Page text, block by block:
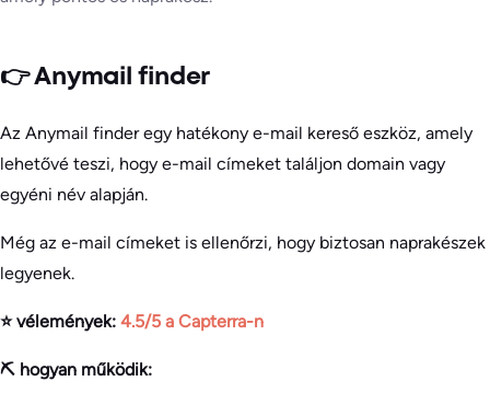
👉 Anymail finder
Az Anymail finder egy hatékony e-mail kereső eszköz, amely
lehetővé teszi, hogy e-mail címeket találjon domain vagy
egyéni név alapján.
Még az e-mail címeket is ellenőrzi, hogy biztosan naprakészek
legyenek.
⭐ vélemények: 4.5/5 a Capterra-n
⛏️ hogyan működik: